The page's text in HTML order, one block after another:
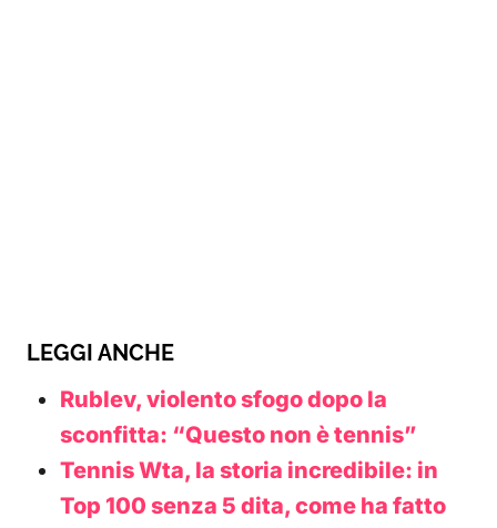
LEGGI ANCHE
Rublev, violento sfogo dopo la
sconfitta: “Questo non è tennis”
Tennis Wta, la storia incredibile: in
Top 100 senza 5 dita, come ha fatto